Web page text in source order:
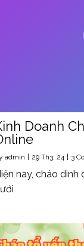
Doanh
admin 29 Th3, 24 3
nay, cháo